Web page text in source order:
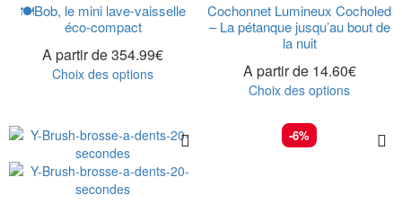
🍽️Bob, le mini lave-vaisselle
éco-compact
A partir de354.99€
Choix des options
Cochonnet Lumineux Cocholed
– La pétanque jusqu’au bout de
la nuit
A partir de 14.60€
Choix des options
-6%